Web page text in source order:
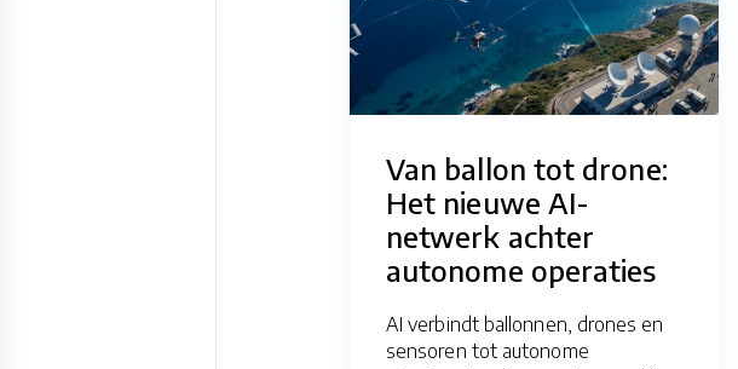
Van ballon tot drone:
Het nieuwe AI-
netwerk achter
autonome operaties
AI verbindt ballonnen, drones en
sensoren tot autonome